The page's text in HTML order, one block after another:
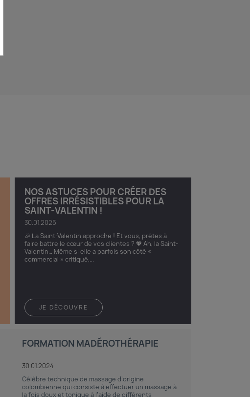
NOS ASTUCES POUR CRÉER DES
OFFRES IRRÉSISTIBLES POUR LA
SAINT-VALENTIN !
30.01.2025
🎉 La Saint-Valentin approche ! Et vous, prêtes à
faire battre le cœur de vos clientes ? 💖 Ah, la Saint-
Valentin… Même si elle a parfois son côté «
commercial » critiqué,...
JE DÉCOUVRE
FORMATION MADÉROTHÉRAPIE
30.01.2024
Célèbre technique de massage d’origine
colombienne qui consiste à effectuer un massage à
la fois doux et tonique à l’aide de différents